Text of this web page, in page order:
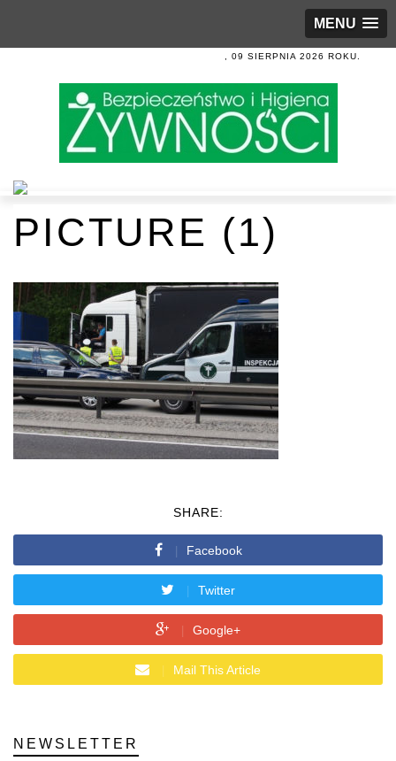
MENU
, 09 SIERPNIA 2026 ROKU.
PICTURE (1)
SHARE:
Facebook
Twitter
Google+
Mail This Article
NEWSLETTER